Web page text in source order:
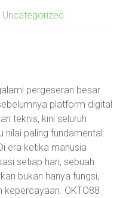
Uncategorized
pergeseran besar
platform digital
teknis, kini seluruh
nilai paling fundamental:
era ketika manusia
setiap hari, sebuah
bukan hanya fungsi,
kepercayaan. OKTO88